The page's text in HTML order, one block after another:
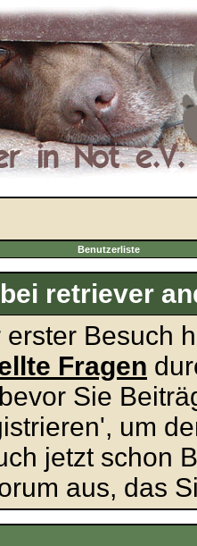
Benutzerliste
retriever
erster Besuch
Fragen
Sie
um
jetzt schon
aus, das